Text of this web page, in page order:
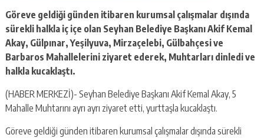
escort
ümraniye
escort
mecidiyeköy
escort
taksim
Göreve geldiği günden itibaren kurumsal çalışmalar dışında
sürekli halkla iç içe olan Seyhan Belediye Başkanı Akif Kemal
Akay, Gülpınar, Yeşilyuva, Mirzaçelebi, Gülbahçesi ve
Barbaros Mahallelerini ziyaret ederek, Muhtarları dinledi ve
halkla kucaklaştı.
(HABER MERKEZİ)- Seyhan Belediye Başkanı Akif Kemal Akay, 5
Mahalle Muhtarını ayrı ayrı ziyaret etti, yurttaşla kucaklaştı.
Göreve geldiği günden itibaren kurumsal çalışmalar dışında sürekli